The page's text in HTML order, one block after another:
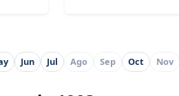
Jun Jul Ago Sep Oct Nov